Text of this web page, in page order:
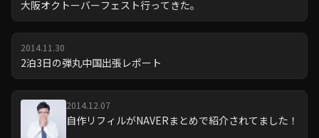
大阪オクトーバーフェスト行ってきた。
2014.11.30
2泊3日の弾丸中国出張レポート
2014.12.07
自作リフィルがNAVERまとめで紹介されてました！